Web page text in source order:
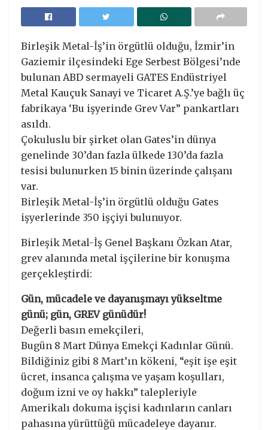
Birleşik Metal-İş’in örgütlü olduğu, İzmir’in
Gaziemir ilçesindeki Ege Serbest Bölgesi’nde
bulunan ABD sermayeli GATES Endüstriyel
Metal Kauçuk Sanayi ve Ticaret A.Ş.’ye bağlı üç
fabrikaya ‘Bu işyerinde Grev Var” pankartları
asıldı.
Çokuluslu bir şirket olan Gates’in dünya
genelinde 30’dan fazla ülkede 130’da fazla
tesisi bulunurken 15 binin üzerinde çalışanı
var.
Birleşik Metal-İş’in örgütlü olduğu Gates
işyerlerinde 350 işçiyi bulunuyor.
Birleşik Metal-İş Genel Başkanı Özkan Atar,
grev alanında metal işçilerine bir konuşma
gerçekleştirdi:
Gün, mücadele ve dayanışmayı yükseltme
günü; gün, GREV günüdür!
Değerli basın emekçileri,
Bugün 8 Mart Dünya Emekçi Kadınlar Günü.
Bildiğiniz gibi 8 Mart’ın kökeni, “eşit işe eşit
ücret, insanca çalışma ve yaşam koşulları,
doğum izni ve oy hakkı” talepleriyle
Amerikalı dokuma işçisi kadınların canları
pahasına yürüttüğü mücadeleye dayanır.